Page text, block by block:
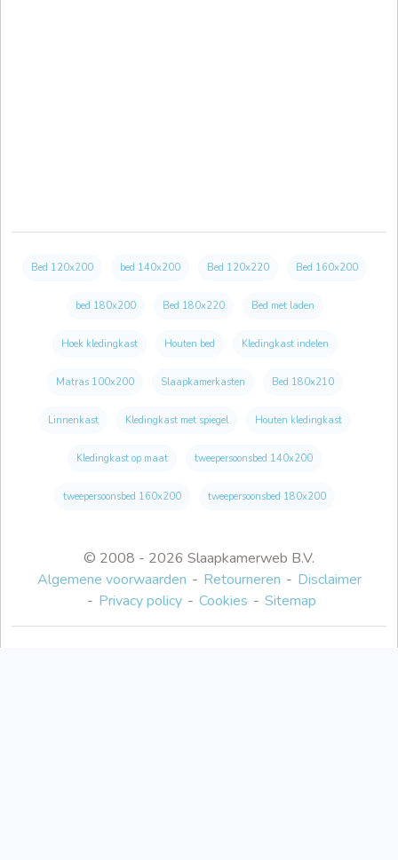
© 2008 - 2026 Slaapkamerweb B.V.
Algemene voorwaarden
Retourneren
Disclaimer
Privacy policy
Cookies Sitemap
Bed 120x200 bed 140x200 Bed 120x220 Bed 160x200
bed 180x200 Bed 180x220 Bed met laden
Hoek kledingkast Houten bed Kledingkast indelen
Matras 100x200 Slaapkamerkasten Bed 180x210
Linnenkast Kledingkast met spiegel Houten kledingkast
Kledingkast op maat tweepersoonsbed 140x200
tweepersoonsbed 160x200 tweepersoonsbed 180x200